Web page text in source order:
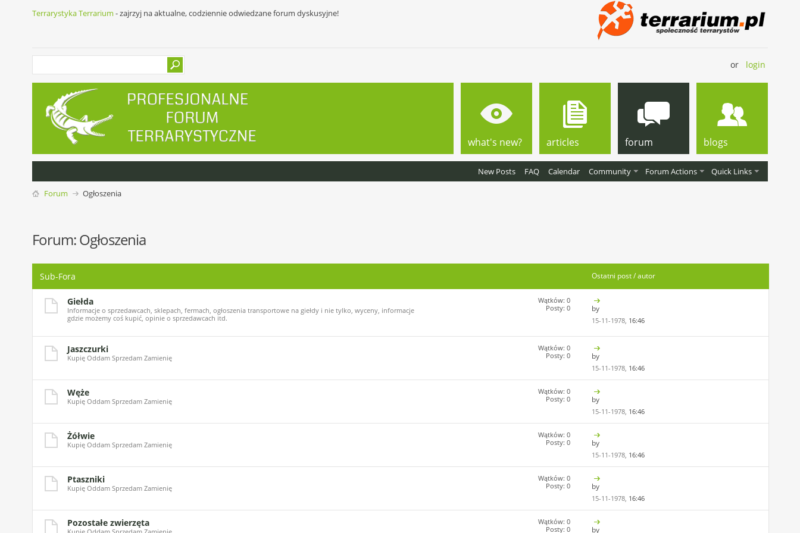
Terrarystyka Terrarium - zajrzyj na aktualne, codziennie odwiedzane forum dyskusyjne!
or login
what's new? articles forum
New Posts FAQ Calendar Community Forum Actions Quick Links
blogs
Forum Ogłoszenia
Forum:Ogłoszenia
Sub-Fora Ostatni post / autor
Giełda
Informacje o sprzedawcach, sklepach, fermach, ogłoszenia transportowe na giełdy i nie tylko, wyceny, informacje
gdzie możemy coś kupić, opinie o sprzedawcach itd.
Wątków: 0
Posty: 0
by
15-11-1978, 16:46
Jaszczurki
Kupię Oddam Sprzedam Zamienię
Wątków: 0
Posty: 0
by
15-11-1978, 16:46
Węże
Kupię Oddam Sprzedam Zamienię
Wątków: 0
Posty: 0
by
15-11-1978, 16:46
Żółwie
Kupię Oddam Sprzedam Zamienię
Wątków: 0
Posty: 0
by
15-11-1978, 16:46
Ptaszniki
Kupię Oddam Sprzedam Zamienię
Wątków: 0
Posty: 0
by
15-11-1978, 16:46
Pozostałe zwierzęta
Wątków: 0
Posty: 0
by